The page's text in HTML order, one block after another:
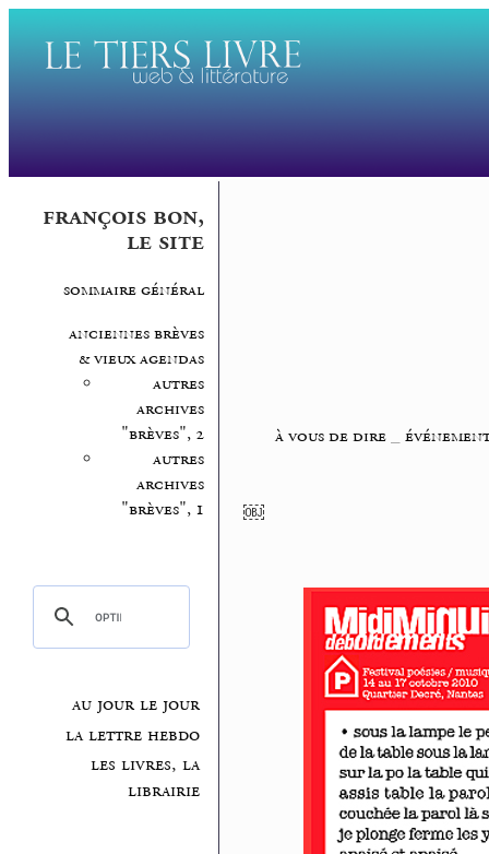
françois bon,
le site
sommaire général
anciennes brèves
& vieux agendas
autres
archives
"brèves", 2
autres
archives
"brèves", 1
au jour le jour
la lettre hebdo
les livres, la
librairie
à vous de dire_
￼